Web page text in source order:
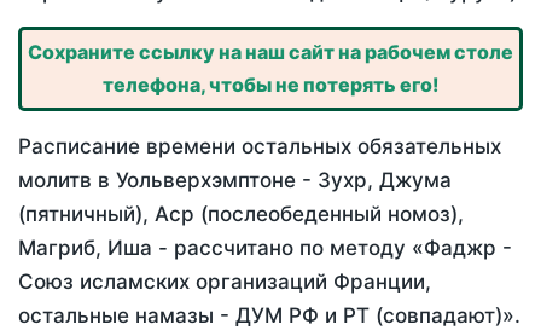
Сохраните ссылку на наш сайт на рабочем столе
телефона, чтобы не потерять его!
Расписание времени остальных обязательных
молитв в Уольверхэмптоне - Зухр, Джума
(пятничный), Аср (послеобеденный номоз),
Магриб, Иша - рассчитано по методу «Фаджр -
Союз исламских организаций Франции,
остальные намазы - ДУМ РФ и РТ (совпадают)».